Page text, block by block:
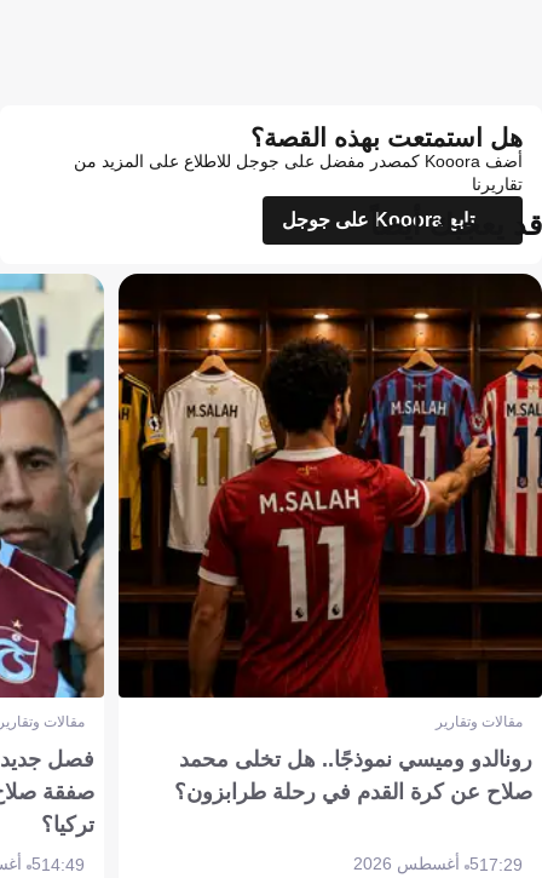
هل استمتعت بهذه القصة؟
أضف Kooora كمصدر مفضل على جوجل للاطلاع على المزيد من
تقاريرنا
تابع Kooora على جوجل
قد يعجبك أيضاً
مقالات وتقارير
رونالدو وميسي نموذجًا.. هل تخلى محمد
صلاح عن كرة القدم في رحلة طرابزون؟
17:295 أغسطس 2026
مقالات
فصل جديد
صفقة
تركيا؟
14:495 أغسطس 2026